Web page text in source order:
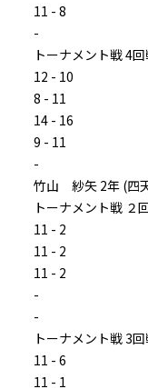
11 - 8
-
トーナメント戦 4回
12 - 10
8 - 11
14 - 16
9 - 11
-
竹山 紗矢 2年 (四
トーナメント戦 ２
11 - 2
11 - 2
11 - 2
-
-
トーナメント戦 3回
11 - 6
11 - 1